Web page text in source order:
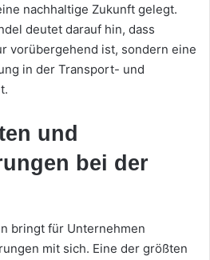
nachhaltige Zukunft gelegt.
deutet darauf hin, dass
vorübergehend ist, sondern eine
in der Transport- und
und
bei der
bringt für Unternehmen
mit sich. Eine der größten